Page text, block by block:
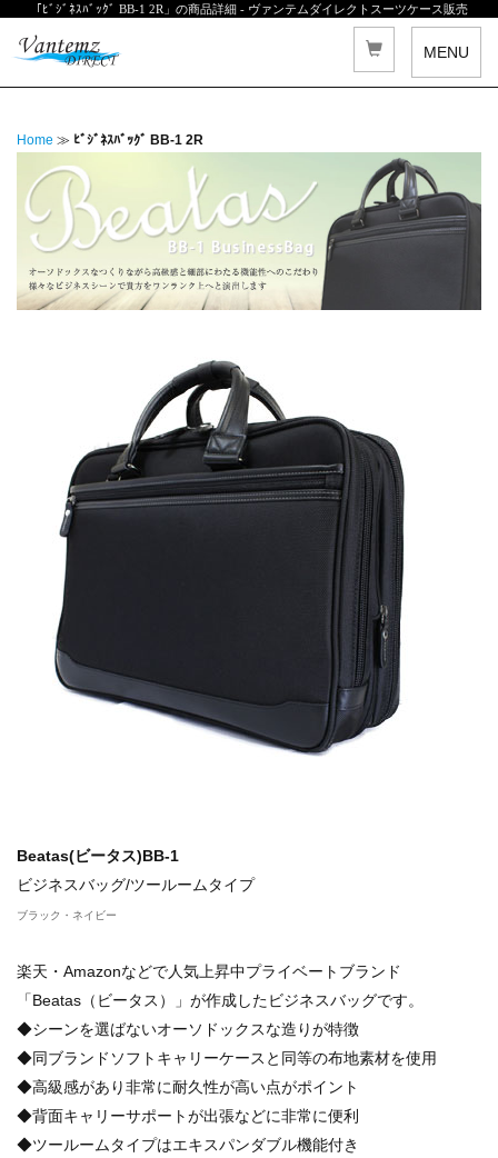
「ﾋﾞｼﾞﾈｽﾊﾞｯｸﾞ BB-1 2R」の商品詳細 - ヴァンテムダイレクトスーツケース販売
MENU
Home ≫ ﾋﾞｼﾞﾈｽﾊﾞｯｸﾞ BB-1 2R
Beatas(ビータス)BB-1
ビジネスバッグ/ツールームタイプ
ブラック・ネイビー
楽天・Amazonなどで人気上昇中プライベートブランド
「Beatas（ビータス）」が作成したビジネスバッグです。
◆シーンを選ばないオーソドックスな造りが特徴
◆同ブランドソフトキャリーケースと同等の布地素材を使用
◆高級感があり非常に耐久性が高い点がポイント
◆背面キャリーサポートが出張などに非常に便利
◆ツールームタイプはエキスパンダブル機能付き